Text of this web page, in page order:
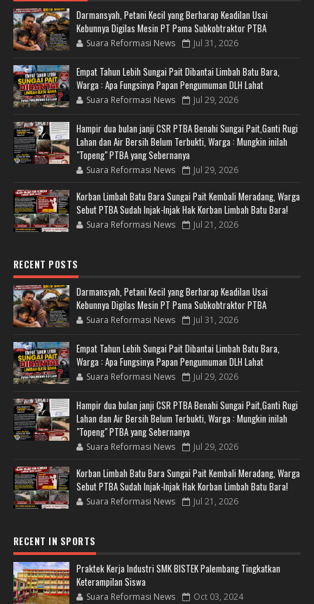
Darmansyah, Petani Kecil yang Berharap Keadilan Usai
Kebunnya Digilas Mesin PT Pama Subkobtraktor PTBA
Suara Reformasi News Jul 31, 2026
Empat Tahun Lebih Sungai Pait Dibantai Limbah Batu Bara,
Warga : Apa Fungsinya Papan Pengumuman DLH Lahat
Suara Reformasi News Jul 29, 2026
Hampir dua bulan janji CSR PTBA Benahi Sungai Pait,Ganti Rugi
Lahan dan Air Bersih Belum Terbukti, Warga : Mungkin inilah
"Topeng" PTBA yang Sebernanya
Suara Reformasi News Jul 29, 2026
Korban Limbah Batu Bara Sungai Pait Kembali Meradang, Warga
Sebut PTBA Sudah Injak-Injak Hak Korban Limbah Batu Bara!
Suara Reformasi News Jul 21, 2026
RECENT POSTS
Darmansyah, Petani Kecil yang Berharap Keadilan Usai
Kebunnya Digilas Mesin PT Pama Subkobtraktor PTBA
Suara Reformasi News Jul 31, 2026
Empat Tahun Lebih Sungai Pait Dibantai Limbah Batu Bara,
Warga : Apa Fungsinya Papan Pengumuman DLH Lahat
Suara Reformasi News Jul 29, 2026
Hampir dua bulan janji CSR PTBA Benahi Sungai Pait,Ganti Rugi
Lahan dan Air Bersih Belum Terbukti, Warga : Mungkin inilah
"Topeng" PTBA yang Sebernanya
Suara Reformasi News Jul 29, 2026
Korban Limbah Batu Bara Sungai Pait Kembali Meradang, Warga
Sebut PTBA Sudah Injak-Injak Hak Korban Limbah Batu Bara!
Suara Reformasi News Jul 21, 2026
RECENT IN SPORTS
Praktek Kerja Industri SMK BISTEK Palembang Tingkatkan
Keterampilan Siswa
Suara Reformasi News Oct 03, 2024